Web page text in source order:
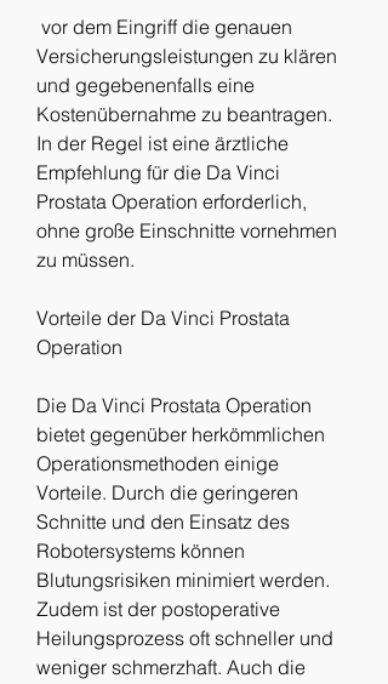
Versicherungsleistungen zu klären
und gegebenenfalls eine
Kostenübernahme zu beantragen.
In der Regel ist eine ärztliche
Empfehlung für die Da Vinci
Prostata Operation erforderlich,
ohne große Einschnitte vornehmen
zu müssen.
Vorteile der Da Vinci Prostata
Operation
Die Da Vinci Prostata Operation
bietet gegenüber herkömmlichen
Operationsmethoden einige
Vorteile. Durch die geringeren
Schnitte und den Einsatz des
Robotersystems können
Blutungsrisiken minimiert werden.
Zudem ist der postoperative
Heilungsprozess oft schneller und
weniger schmerzhaft. Auch die